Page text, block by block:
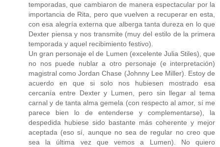
temporadas, que cambiaron de manera espectacular por la
importancia de Rita, pero que vuelven a recuperar en esta,
con esa alegría externa que alberga tanta dureza en lo que
Dexter piensa y nos transmite (muy del estilo de la primera
temporada y aquel recibimiento festivo).
Un gran personaje el de Lumen (excelente Julia Stiles), que
no nos puede nublar a otro personaje (e interpretación)
magistral como Jordan Chase (Johnny Lee Miller). Estoy de
acuerdo en que si solo nos hubiesen mostrado esa
cercanía entre Dexter y Lumen, pero sin llegar al tema
carnal y de tanta alma gemela (con respecto al amor, sí me
parece bien lo de entenderse y complementarse), la
despedida hubiese sido bastante más coherente y mejor
aceptada (eso sí, aunque no sea de regular no creo que
sea la última vez que vemos a Lumen). No quiero